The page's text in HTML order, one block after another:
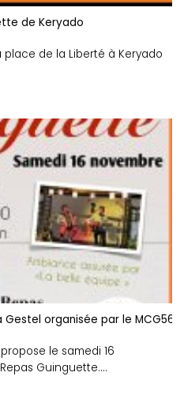
de Keryado
place de la Liberté à Keryado
Gestel organisée par le MCG56
le samedi 16
Guinguette....